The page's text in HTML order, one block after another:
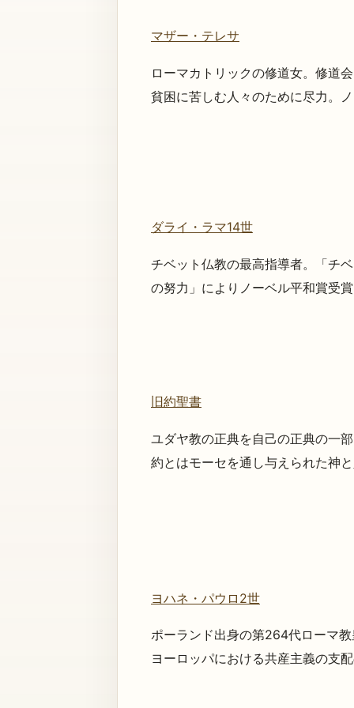
マザー・テレサ
ローマカトリックの修道女。修道
貧困に苦しむ人々のために尽力。
ダライ・ラマ14世
チベット仏教の最高指導者。「チ
の努力」によりノーベル平和賞受
旧約聖書
ユダヤ教の正典を自己の正典の一
約とはモーセを通し与えられた神
ヨハネ・パウロ2世
ポーランド出身の第264代ローマ
ヨーロッパにおける共産主義の支